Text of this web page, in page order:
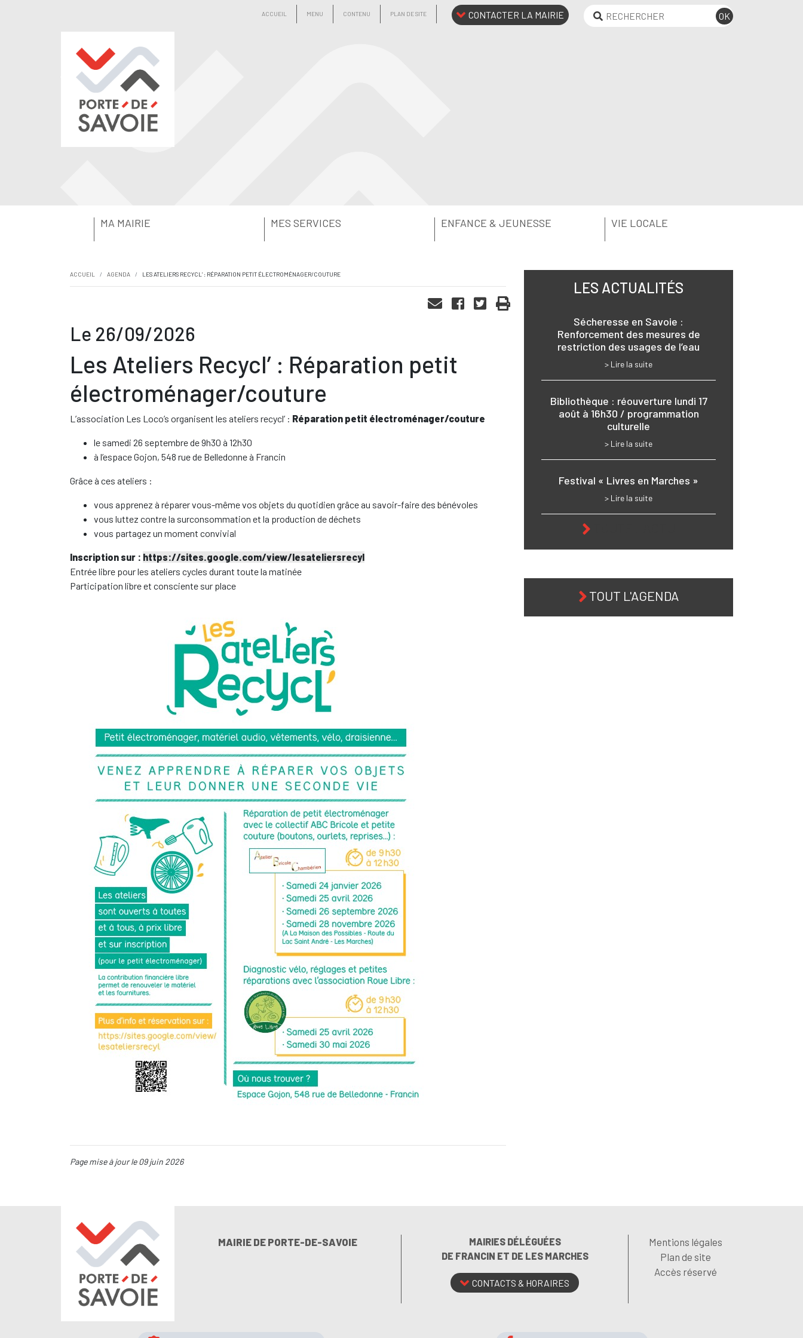
ACCUEIL MENU CONTENU PLAN DE SITE CONTACTER LA MAIRIE
MA MAIRIE MES SERVICES ENFANCE & JEUNESSE VIE LOCALE
ACCUEIL AGENDA LES ATELIERS RECYCL’ : RÉPARATION PETIT ÉLECTROMÉNAGER/COUTURE
Le 26/09/2026
Les Ateliers Recycl’ : Réparation petit
électroménager/couture
L’association Les Loco’s organisent les ateliers recycl’ : Réparation petit électroménager/couture
le samedi 26 septembre de 9h30 à 12h30
à l’espace Gojon, 548 rue de Belledonne à Francin
Grâce à ces ateliers :
vous apprenez à réparer vous-même vos objets du quotidien grâce au savoir-faire des bénévoles
vous luttez contre la surconsommation et la production de déchets
vous partagez un moment convivial
Inscription sur : https://sites.google.com/view/lesateliersrecyl
Entrée libre pourles ateliers cycles durant toute la matinée
Participation libre et consciente sur place
Page mise à jour le 09 juin 2026
LES ACTUALITÉS
Sécheresse en Savoie :
Renforcement des mesures de
restriction des usages de l’eau
> Lire la suite
Bibliothèque : réouverture lundi 17
août à 16h30 / programmation
culturelle
> Lire la suite
Festival « Livres en Marches »
> Lire la suite
TOUT L'AGENDA
MAIRIE DE PORTE-DE-SAVOIE
MAIRIES DÉLÉGUÉES
DE FRANCIN ET DE LES MARCHES
CONTACTS & HORAIRES
Mentions légales
Plan de site
Accès réservé